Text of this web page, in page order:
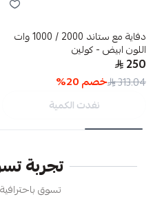
دفاية مع ستاند 2000 / 1000 وات
اللون ابيض - كولين
250
313.04 خصم20
%
نفدت الكمية
تجربة
تسوق